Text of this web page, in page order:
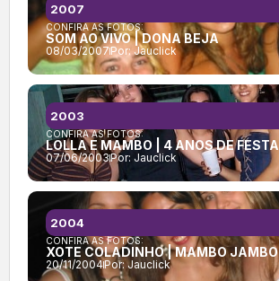
CONFIRA AS FOTOS:
SOM AO VIVO | DONA BEJA
08/03/2007Por:Jauclick
2007
CONFIRA AS FOTOS:
LOLLA E MAMBO | 4 ANOS DE FESTA
07/06/2003Por: Jauclick
2003
CONFIRA AS FOTOS:
XOTE COLADINHO | MAMBO JAMBO
20/11/2004Por: Jauclick
2004